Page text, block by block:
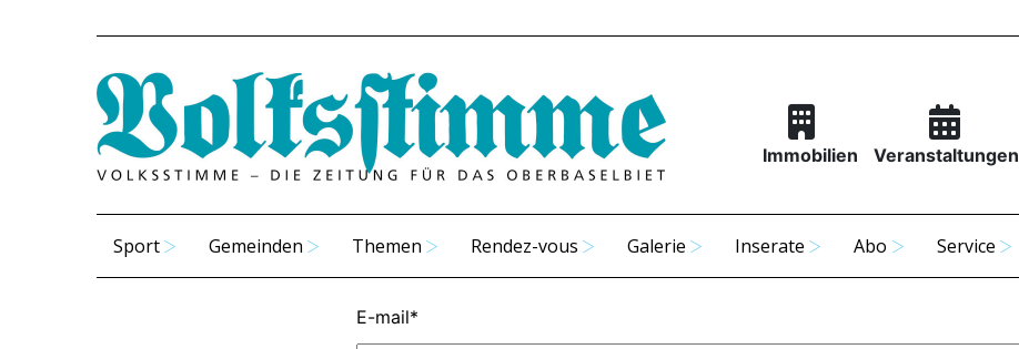
Immobilien Veranstaltungen
Sport Gemeinden Themen Rendez-vous Galerie Inserate Abo Service
E-mail*